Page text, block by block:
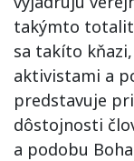
takýmto
sa takíto
aktivistami a
predstavuje
dôstojnosti
a podobu